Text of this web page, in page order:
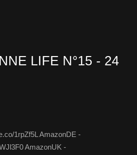
LIFE N°15 - 24
1rpZf5L AmazonDE -
AmazonUK -